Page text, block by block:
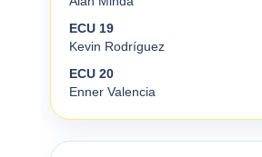
ECU 19
Kevin Rodríguez
ECU 20
Enner Valencia